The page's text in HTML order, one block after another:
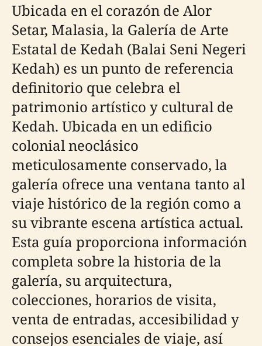
Ubicada en el corazón de Alor
Setar, Malasia, la Galería de Arte
Estatal de Kedah (Balai Seni Negeri
Kedah) es un punto de referencia
definitorio que celebra el
patrimonio artístico y cultural de
Kedah. Ubicada en un edificio
colonial neoclásico
meticulosamente conservado, la
galería ofrece una ventana tanto al
viaje histórico de la región como a
su vibrante escena artística actual.
Esta guía proporciona información
completa sobre la historia de la
galería, su arquitectura,
colecciones, horarios de visita,
venta de entradas, accesibilidad y
consejos esenciales de viaje, así